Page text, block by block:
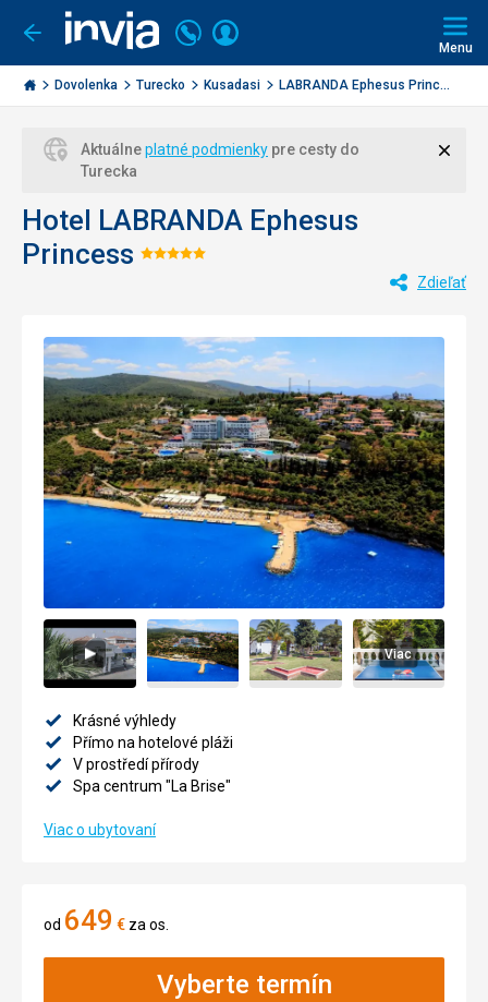
Ísť
späť
Invia.sk
Volajte
+421
2
3221
Prihlásiť
Menu
Dovolenka Turecko Kusadasi LABRANDA Ephesus Princ...
Aktuálneplatné podmienky pre cesty do
Turecka
Hotel LABRANDA Ephesus
Princess Hodnotenie:
Zdieľať
Viac
Krásné výhledy
Přímo na hotelové pláži
V prostředí přírody
Spa centrum "La Brise"
Viac o ubytovaní
od 649 € za os.
Vyberte termín